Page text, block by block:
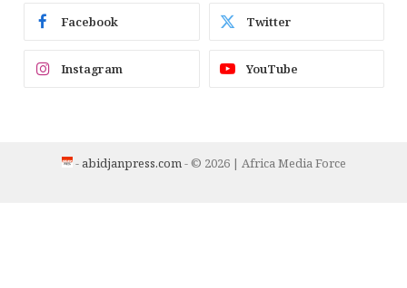
Facebook Twitter
Instagram YouTube
- abidjanpress.com - © 2026 | Africa Media Force